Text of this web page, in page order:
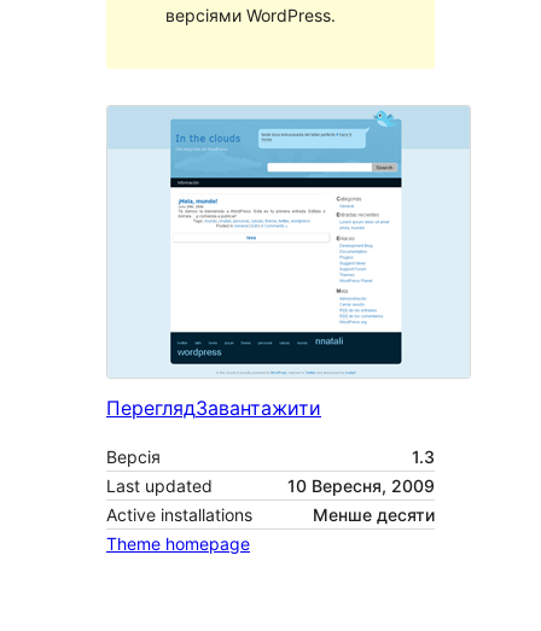
версіями WordPress.
ПереглядЗавантажити
Версія
1.3
Last updated
10 Вересня, 2009
Active installations
Менше десяти
Theme homepage